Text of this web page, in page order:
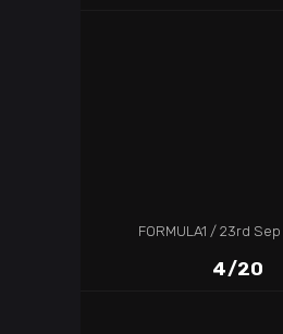
FORMULA1 23rd Sep
4/20